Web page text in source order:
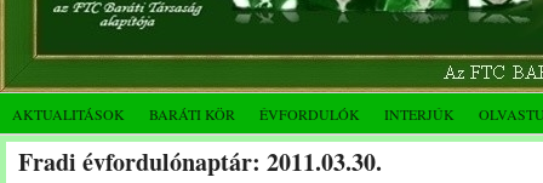
AKTUALITÁSOK BARÁTI KÖR ÉVFORDULÓK INTERJÚK
Fradi évfordulónaptár: 2011.03.30.